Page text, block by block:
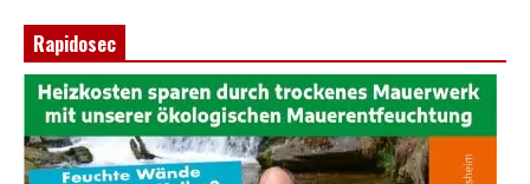
Rapidosec